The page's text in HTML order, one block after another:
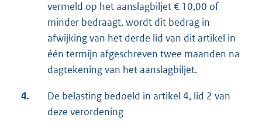
vermeld op het aanslagbiljet € 10,00 of
minder bedraagt, wordt dit bedrag in
afwijking van het derde lid van dit artikel in
één termijn afgeschreven twee maanden na
dagtekening van het aanslagbiljet.
4.
De belasting bedoeld in artikel 4, lid 2 van
deze verordening